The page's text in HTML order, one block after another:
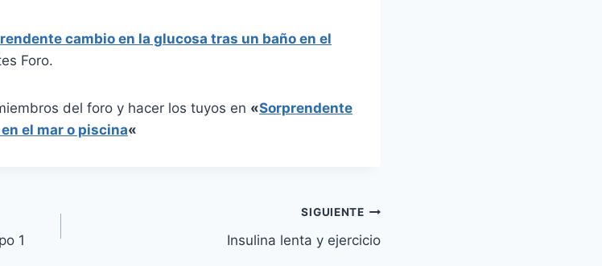
cambio en la glucosa tras un baño en el
Foro.
del foro y hacer los tuyos en «Sorprendente
el mar o piscina«
1
SIGUIENTE
Insulina lenta y ejercicio